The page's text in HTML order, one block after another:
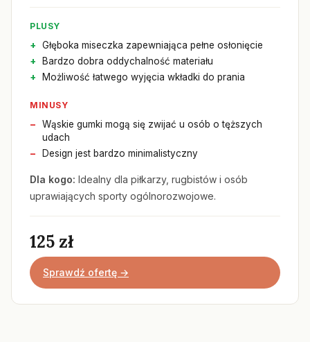
PLUSY
Głęboka miseczka zapewniająca pełne osłonięcie
Bardzo dobra oddychalność materiału
Możliwość łatwego wyjęcia wkładki do prania
MINUSY
Wąskie gumki mogą się zwijać u osób o tęższych
udach
Design jest bardzo minimalistyczny
Dla kogo: Idealny dla piłkarzy, rugbistów i osób
uprawiających sporty ogólnorozwojowe.
125 zł
Sprawdź ofertę →